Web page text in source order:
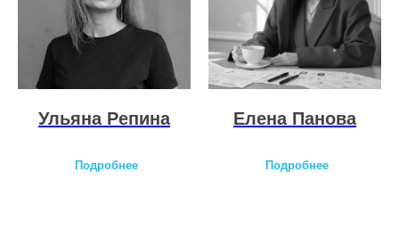
Ульяна Репина
Подробнее
Елена Панова
Подробнее